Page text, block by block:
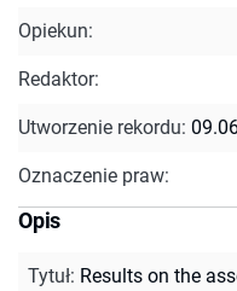
Opiekun:
Redaktor:
Utworzenie rekordu:
Oznaczenie praw:
Opis
Tytuł: Results on the